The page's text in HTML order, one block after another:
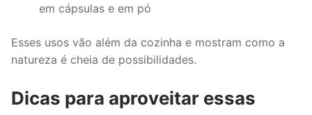
em cápsulas e em pó
Esses usos vão além da cozinha e mostram como a
natureza é cheia de possibilidades.
Dicas para aproveitar essas